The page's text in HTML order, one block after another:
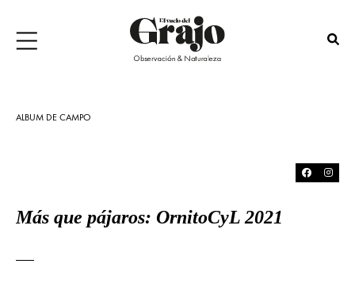
ALBUM DE CAMPO
Más que pájaros: OrnitoCyL 2021